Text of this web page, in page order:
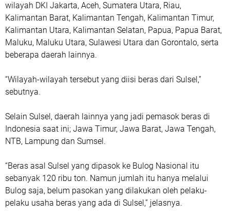
wilayah DKI Jakarta, Aceh, Sumatera Utara, Riau,
Kalimantan Barat, Kalimantan Tengah, Kalimantan Timur,
Kalimantan Utara, Kalimantan Selatan, Papua, Papua Barat,
Maluku, Maluku Utara, Sulawesi Utara dan Gorontalo, serta
beberapa daerah lainnya.
“Wilayah-wilayah tersebut yang diisi beras dari Sulsel,”
sebutnya.
Selain Sulsel, daerah lainnya yang jadi pemasok beras di
Indonesia saat ini; Jawa Timur, Jawa Barat, Jawa Tengah,
NTB, Lampung dan Sumsel.
“Beras asal Sulsel yang dipasok ke Bulog Nasional itu
sebanyak 120 ribu ton. Namun jumlah itu hanya melalui
Bulog saja, belum pasokan yang dilakukan oleh pelaku-
pelaku usaha beras yang ada di Sulsel,” jelasnya.